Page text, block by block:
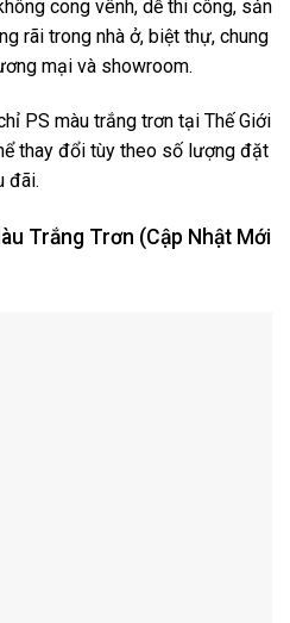
cong vênh, dễ thi công, sản
rãi trong nhà ở, biệt thự, chung
mại và showroom.
PS màu trắng trơn tại Thế Giới
thay đổi tùy theo số lượng đặt
đãi.
Trắng Trơn (Cập Nhật Mới